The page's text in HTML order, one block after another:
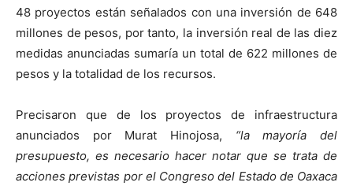
48 proyectos están señalados con una inversión de 648
millones de pesos, por tanto, la inversión real de las diez
medidas anunciadas sumaría un total de 622 millones de
pesos y la totalidad de los recursos.
Precisaron que de los proyectos de infraestructura
anunciados por Murat Hinojosa, “la mayoría del
presupuesto, es necesario hacer notar que se trata de
acciones previstas por el Congreso del Estado de Oaxaca